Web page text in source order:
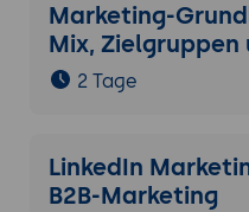
Marketing-
Mix,
2 Tage
LinkedIn
B2B-Marketing